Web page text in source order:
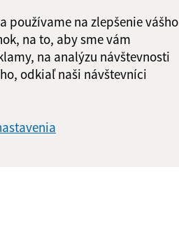
používame na zlepšenie vášho
na to, aby sme vám
na analýzu návštevnosti
odkiaľ naši návštevníci